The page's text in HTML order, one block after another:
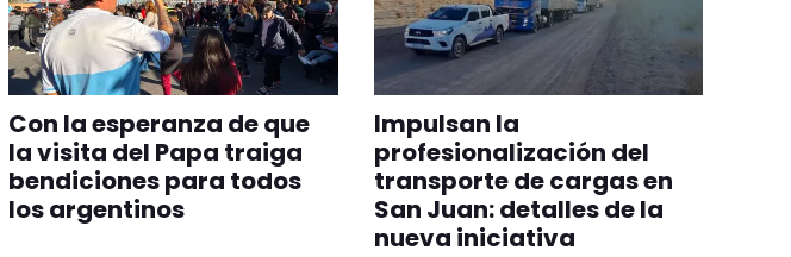
Con la esperanza de que
la visita del Papa traiga
bendiciones para todos
los argentinos
Impulsan la
profesionalización del
transporte de cargas en
San Juan: detalles de la
nueva iniciativa